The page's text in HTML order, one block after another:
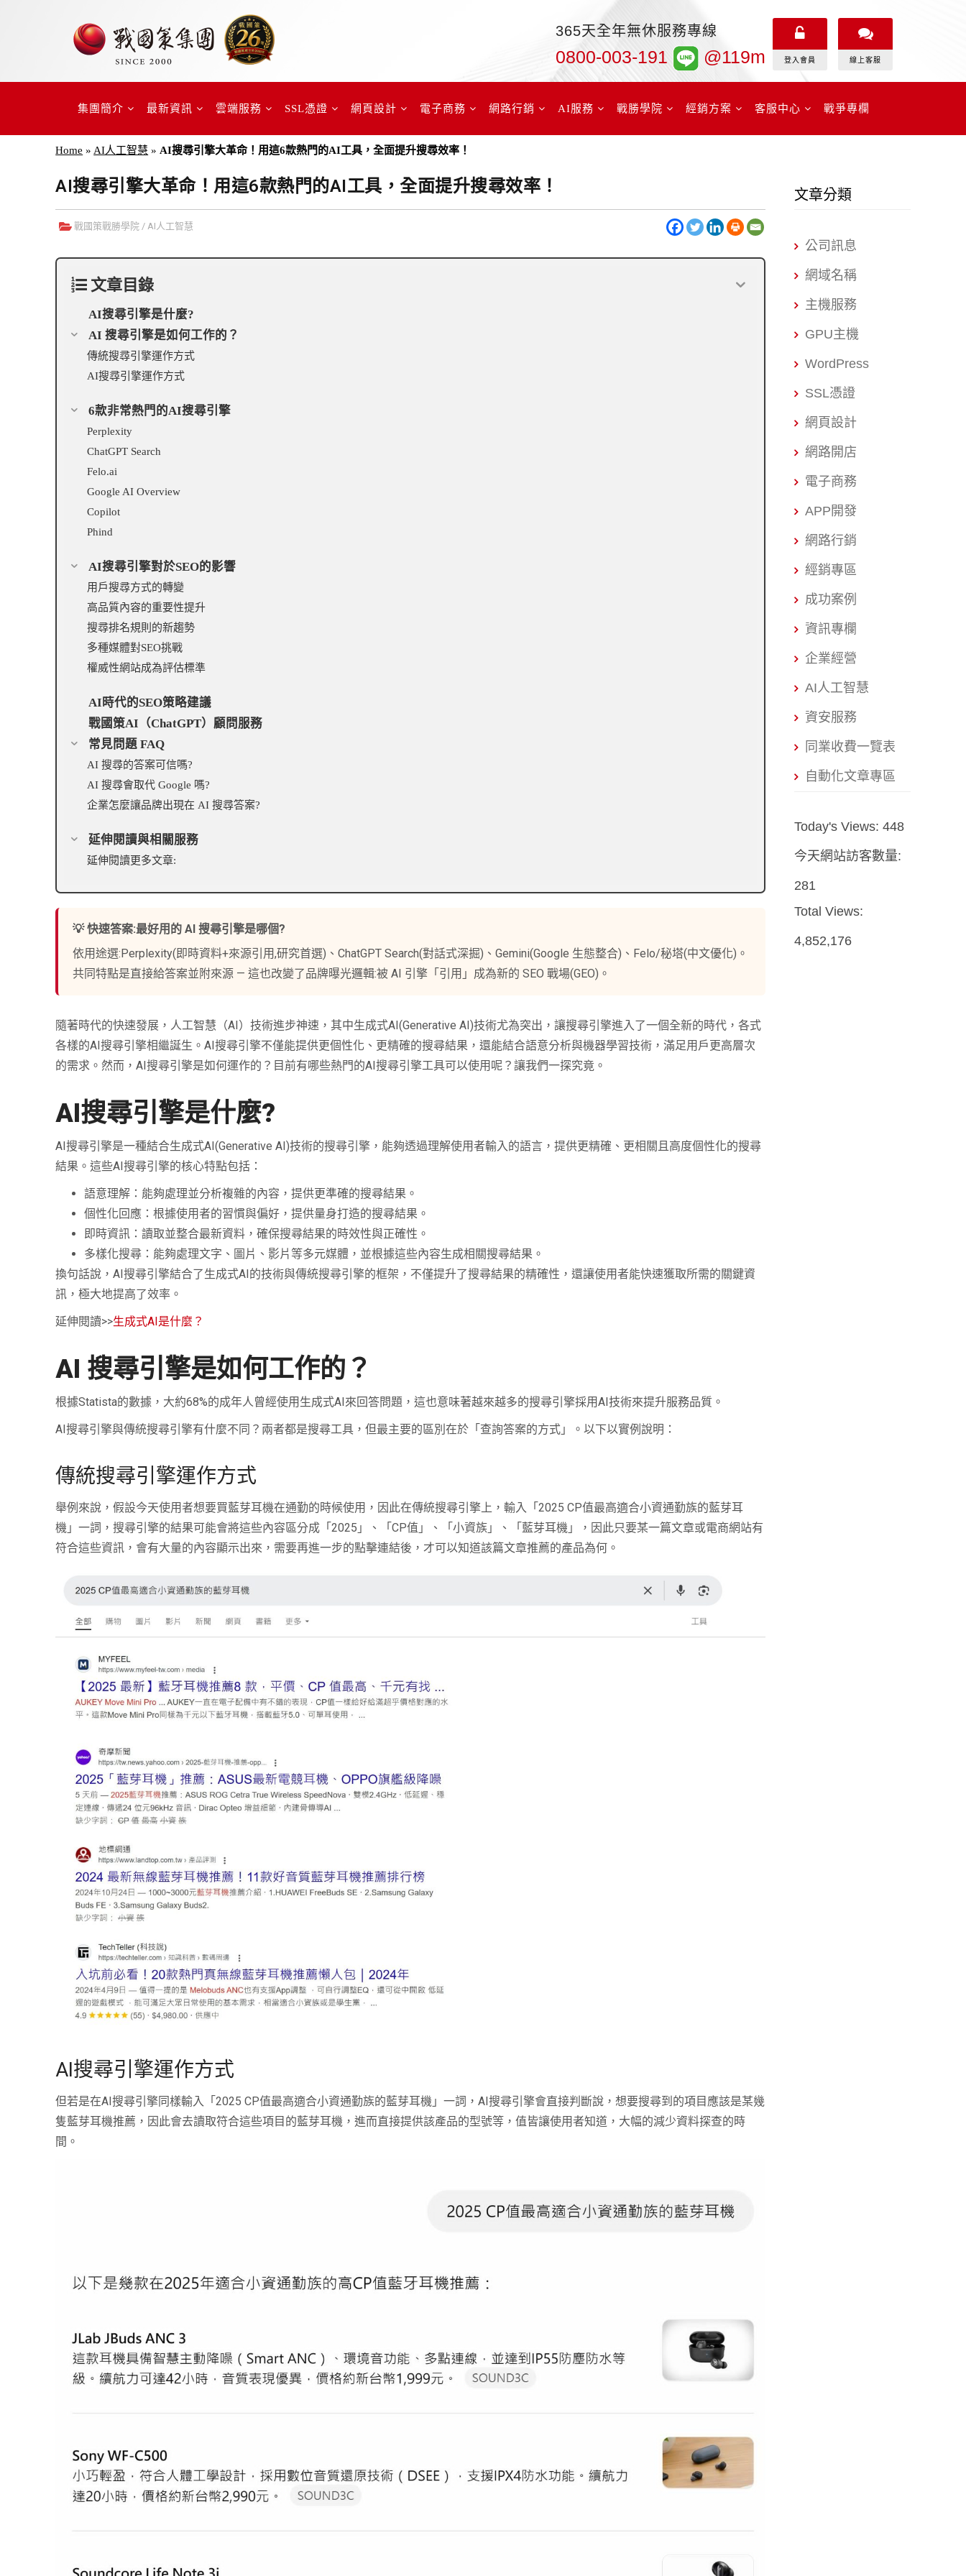
365天全年無休服務專線
0800-003-191 @119m 登入會員 線上客服
集團簡介 最新資訊 雲端服務 SSL憑證 網頁設計 電子商務 網路行銷 AI服務 戰勝學院 經銷方案 客服中心 戰爭專欄
Home »AI人工智慧 »AI搜尋引擎大革命！用這6款熱門的AI工具，全面提升搜尋效率！
AI搜尋引擎大革命！用這6款熱門的AI工具，全面提升搜尋效率！
戰國策戰勝學院 /AI人工智慧
文章目錄
AI搜尋引擎是什麼?
AI 搜尋引擎是如何工作的？
傳統搜尋引擎運作方式
AI搜尋引擎運作方式
6款非常熱門的AI搜尋引擎
Perplexity
ChatGPT Search
Felo.ai
Google AI Overview
Copilot
Phind
AI搜尋引擎對於SEO的影響
用戶搜尋方式的轉變
高品質內容的重要性提升
搜尋排名規則的新趨勢
多種媒體對SEO挑戰
權威性網站成為評估標準
AI時代的SEO策略建議
戰國策AI（ChatGPT）顧問服務
常見問題 FAQ
AI 搜尋的答案可信嗎?
AI 搜尋會取代 Google 嗎?
企業怎麼讓品牌出現在 AI 搜尋答案?
延伸閱讀與相關服務
延伸閱讀更多文章:
💡 快速答案:最好用的 AI 搜尋引擎是哪個?
依用途選:Perplexity(即時資料+來源引用,研究首選)、ChatGPT Search(對話式深掘)、Gemini(Google 生態整合)、Felo/秘塔(中文優化)。
共同特點是直接給答案並附來源 — 這也改變了品牌曝光邏輯:被 AI 引擎「引用」成為新的 SEO 戰場(GEO)。
隨著時代的快速發展，人工智慧（AI）技術進步神速，其中生成式AI(Generative AI)技術尤為突出，讓搜尋引擎進入了一個全新的時代，各式
各樣的AI搜尋引擎相繼誕生。AI搜尋引擎不僅能提供更個性化、更精確的搜尋結果，還能結合語意分析與機器學習技術，滿足用戶更高層次
的需求。然而，AI搜尋引擎是如何運作的？目前有哪些熱門的AI搜尋引擎工具可以使用呢？讓我們一探究竟。
AI搜尋引擎是什麼?
AI搜尋引擎是一種結合生成式AI(Generative AI)技術的搜尋引擎，能夠透過理解使用者輸入的語言，提供更精確、更相關且高度個性化的搜尋
結果。這些AI搜尋引擎的核心特點包括：
語意理解：能夠處理並分析複雜的內容，提供更準確的搜尋結果。
個性化回應：根據使用者的習慣與偏好，提供量身打造的搜尋結果。
即時資訊：讀取並整合最新資料，確保搜尋結果的時效性與正確性。
多樣化搜尋：能夠處理文字、圖片、影片等多元媒體，並根據這些內容生成相關搜尋結果。
換句話說，AI搜尋引擎結合了生成式AI的技術與傳統搜尋引擎的框架，不僅提升了搜尋結果的精確性，還讓使用者能快速獲取所需的關鍵資
訊，極大地提高了效率。
延伸閱讀>>生成式AI是什麼？
AI 搜尋引擎是如何工作的？
根據Statista的數據，大約68%的成年人曾經使用生成式AI來回答問題，這也意味著越來越多的搜尋引擎採用AI技術來提升服務品質。
AI搜尋引擎與傳統搜尋引擎有什麼不同？兩者都是搜尋工具，但最主要的區別在於「查詢答案的方式」。以下以實例說明：
傳統搜尋引擎運作方式
舉例來說，假設今天使用者想要買藍芽耳機在通勤的時候使用，因此在傳統搜尋引擎上，輸入「2025 CP值最高適合小資通勤族的藍芽耳
機」一詞，搜尋引擎的結果可能會將這些內容區分成「2025」、「CP值」、「小資族」、「藍芽耳機」，因此只要某一篇文章或電商網站有
符合這些資訊，會有大量的內容顯示出來，需要再進一步的點擊連結後，才可以知道該篇文章推薦的產品為何。
AI搜尋引擎運作方式
但若是在AI搜尋引擎同樣輸入「2025 CP值最高適合小資通勤族的藍芽耳機」一詞，AI搜尋引擎會直接判斷說，想要搜尋到的項目應該是某幾
隻藍芽耳機推薦，因此會去讀取符合這些項目的藍芽耳機，進而直接提供該產品的型號等，值皆讓使用者知道，大幅的減少資料探查的時
間。
文章分類
公司訊息
網域名稱
主機服務
GPU主機
WordPress
SSL憑證
網頁設計
網路開店
電子商務
APP開發
網路行銷
經銷專區
成功案例
資訊專欄
企業經營
AI人工智慧
資安服務
同業收費一覽表
自動化文章專區
Today's Views:448
今天網站訪客數量:
281
Total Views:
4,852,176